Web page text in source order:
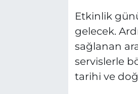
Etkinlik
gelecek.
sağlanan
servislerle
tarihi ve